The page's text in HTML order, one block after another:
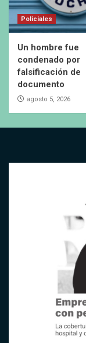
Policiales
Un hombre fue
condenado por
falsificación de
documento
agosto 5, 2026